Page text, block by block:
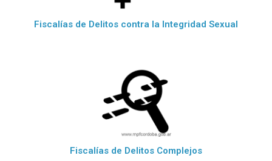
Fiscalías de Delitos contra la Integridad Sexual
Fiscalías de Delitos Complejos